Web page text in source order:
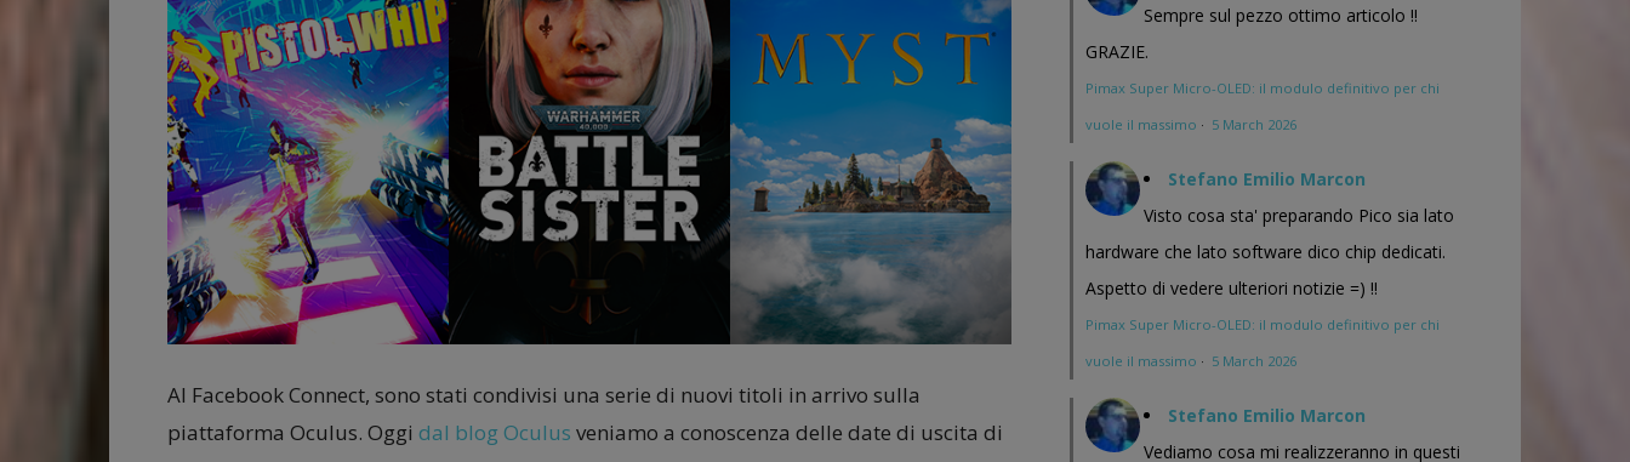
Al Facebook Connect, sono stati condivisi una serie di nuovi titoli in arrivo sulla
piattaforma Oculus. Oggi dal blog Oculus veniamo a conoscenza delle date di uscita di
Sempre sul pezzo ottimo articolo !!
GRAZIE.
Pimax Super Micro-OLED: il modulo definitivo per chi
vuole il massimo · 5 March 2026
Stefano Emilio Marcon
Visto cosa sta' preparando Pico sia lato
hardware che lato software dico chip dedicati.
Aspetto di vedere ulteriori notizie =) !!
Pimax Super Micro-OLED: il modulo definitivo per chi
vuole il massimo · 5 March 2026
Stefano Emilio Marcon
Vediamo cosa mi realizzeranno in questi